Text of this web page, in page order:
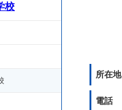
所在地
電話
校